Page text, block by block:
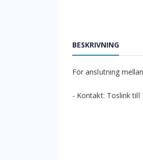
BESKRIVNING
För anslutning
- Kontakt: Toslink till